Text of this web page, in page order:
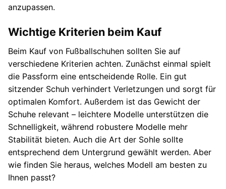
anzupassen.
Wichtige Kriterien beim Kauf
Beim Kauf von Fußballschuhen sollten Sie auf
verschiedene Kriterien achten. Zunächst einmal spielt
die Passform eine entscheidende Rolle. Ein gut
sitzender Schuh verhindert Verletzungen und sorgt für
optimalen Komfort. Außerdem ist das Gewicht der
Schuhe relevant – leichtere Modelle unterstützen die
Schnelligkeit, während robustere Modelle mehr
Stabilität bieten. Auch die Art der Sohle sollte
entsprechend dem Untergrund gewählt werden. Aber
wie finden Sie heraus, welches Modell am besten zu
Ihnen passt?